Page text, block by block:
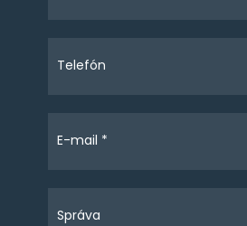
Telefón
E-mail *
Správa